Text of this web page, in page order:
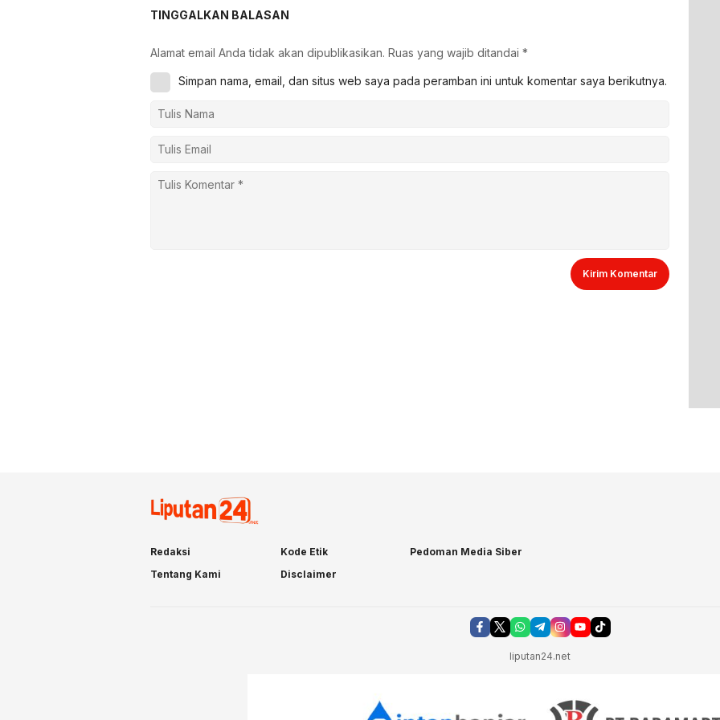
TINGGALKAN BALASAN
Alamat email Anda tidak akan dipublikasikan. Ruas yang wajib ditandai *
Simpan nama, email, dan situs web saya pada peramban ini untuk komentar saya berikutnya.
Redaksi Kode Etik
Pedoman Media Siber
Tentang Kami
Disclaimer
liputan24.net